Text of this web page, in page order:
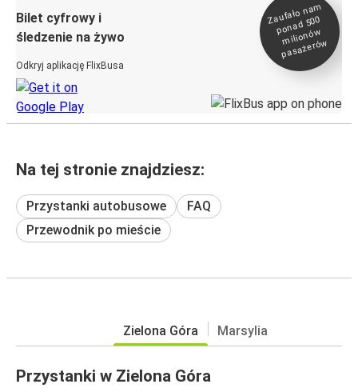
Bilet cyfrowy i
śledzenie na żywo
Odkryj aplikację FlixBusa
Zaufało na
m
ponad 500
milionó
w
pasażeró
w
Na tej stronie znajdziesz:
Przystanki autobusowe
FAQ
Przewodnik po mieście
Zielona Góra Marsylia
Przystanki w Zielona Góra